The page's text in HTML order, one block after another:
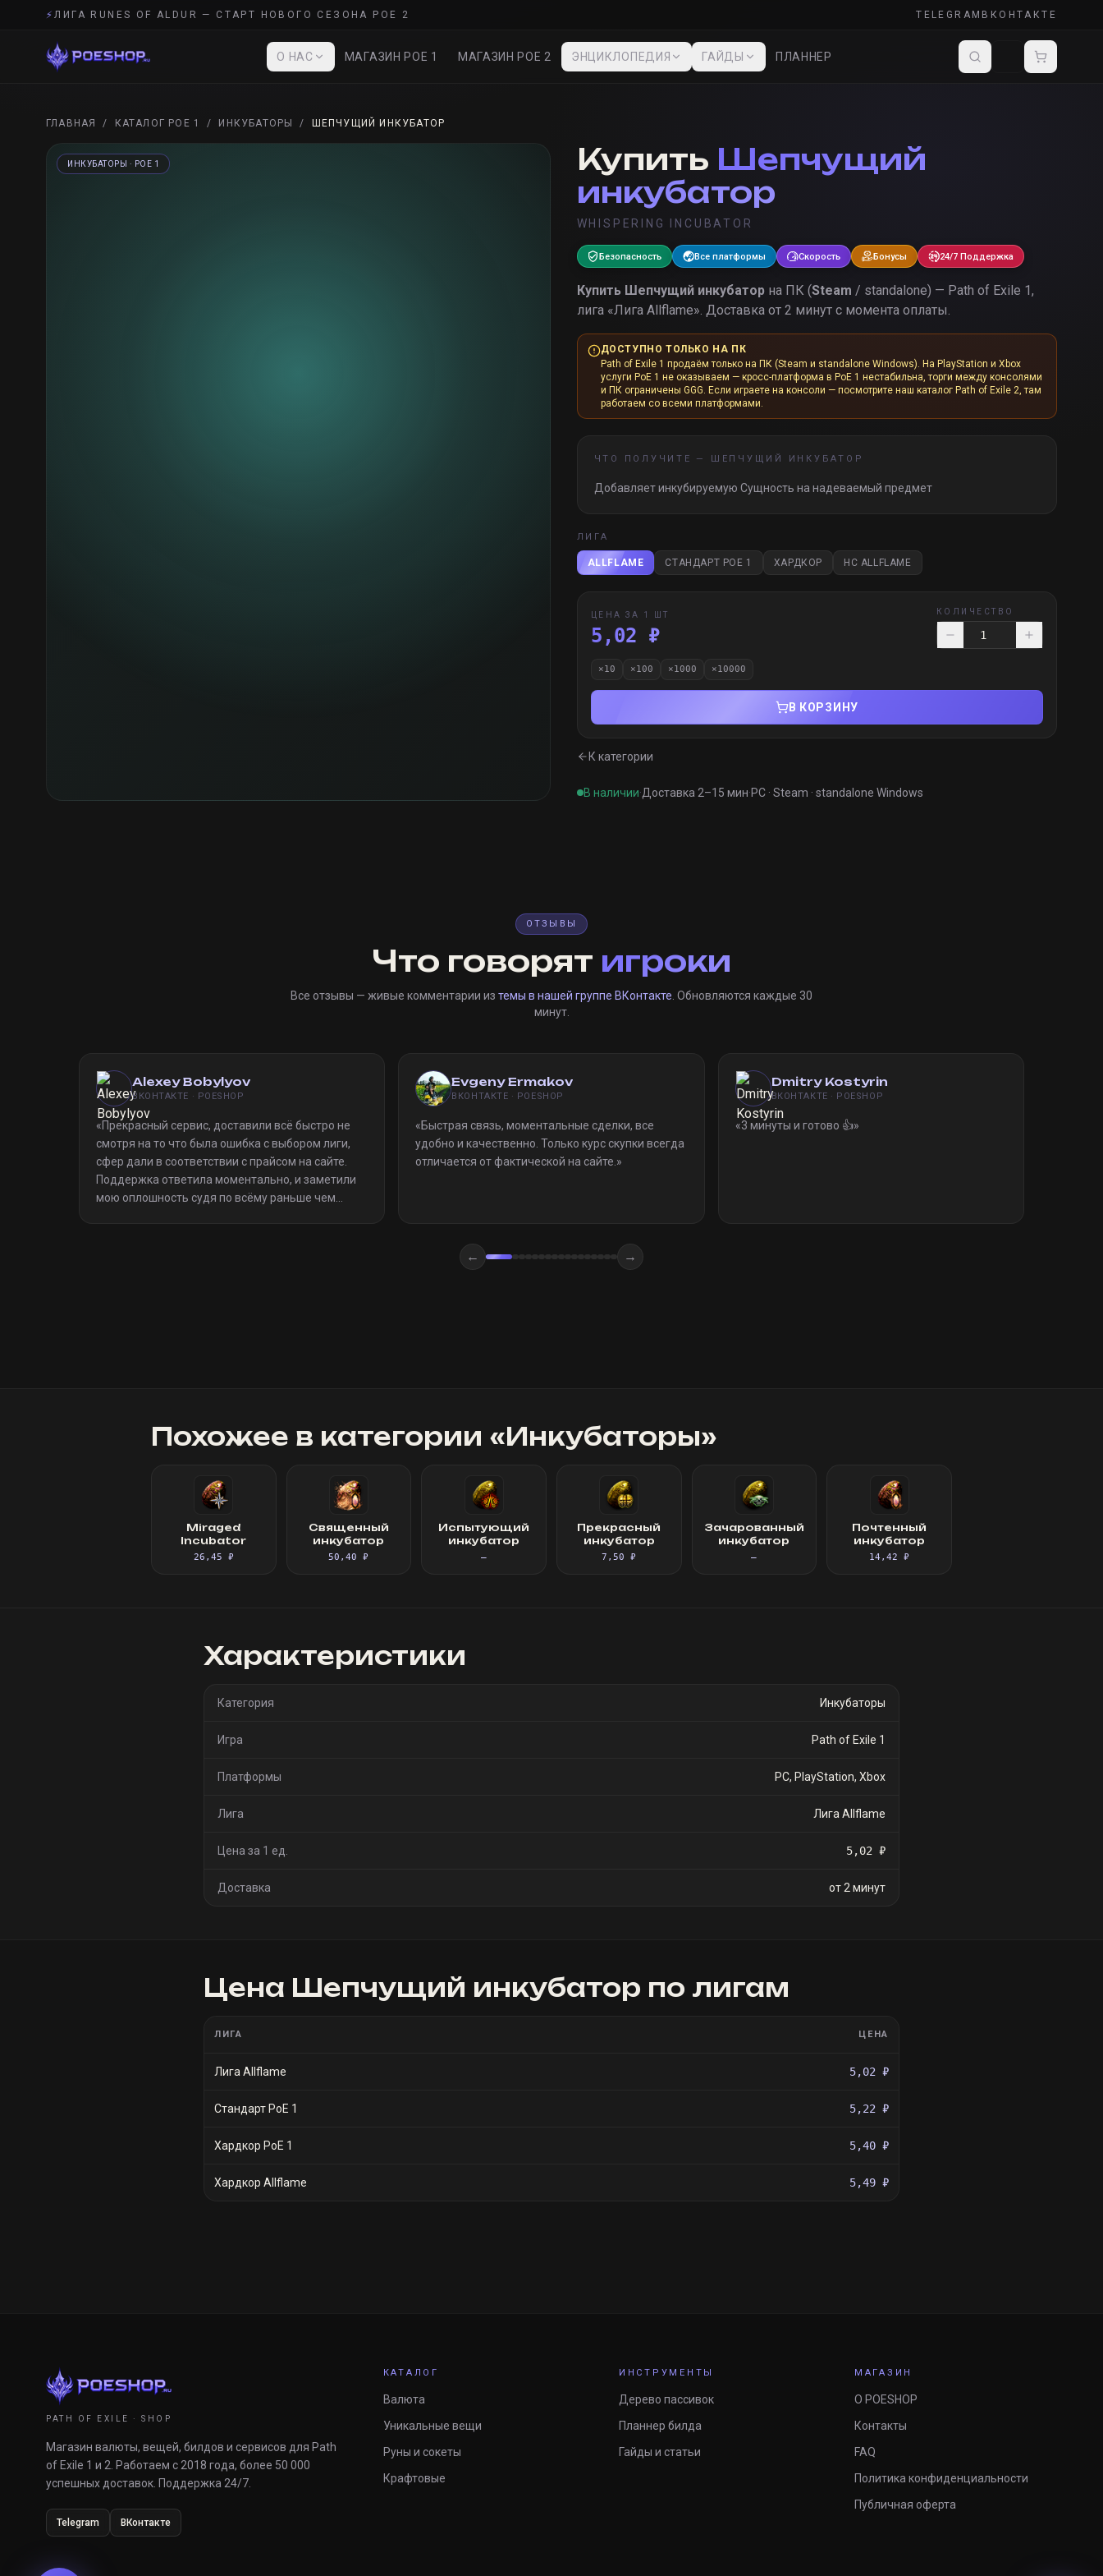
⚡ЛИГА RUNES OF ALDUR — СТАРТ НОВОГО СЕЗОНА POE 2 TELEGRAM ВКОНТАКТЕ
О НАС МАГАЗИН POE 1 МАГАЗИН POE 2 ЭНЦИКЛОПЕДИЯ ГАЙДЫ ПЛАННЕР
ГЛАВНАЯ / КАТАЛОГ POE 1 / ИНКУБАТОРЫ / ШЕПЧУЩИЙ ИНКУБАТОР
ИНКУБАТОРЫ · POE 1 Купить Шепчущий
инкубатор
WHISPERING INCUBATOR
Безопасность Все платформы Скорость Бонусы 24/7 Поддержка
Купить Шепчущий инкубатор на ПК (Steam / standalone) — Path of Exile 1,
лига «Лига Allflame». Доставка от 2 минут с момента оплаты.
ДОСТУПНО ТОЛЬКО НА ПК
Path of Exile 1 продаём только на ПК (Steam и standalone Windows). На PlayStation и Xbox
услуги PoE 1 не оказываем — кросс-платформа в PoE 1 нестабильна, торги между консолями
и ПК ограничены GGG. Если играете на консоли — посмотрите наш каталог Path of Exile 2, там
работаем со всеми платформами.
ЧТО ПОЛУЧИТЕ — ШЕПЧУЩИЙ ИНКУБАТОР
Добавляет инкубируемую Сущность на надеваемый предмет
ЛИГА
ALLFLAME СТАНДАРТ POE 1 ХАРДКОР HC ALLFLAME
ЦЕНА ЗА 1 ШТ
5,02 ₽
КОЛИЧЕСТВО
×10 ×100 ×1000 ×10000
В КОРЗИНУ
К категории
В наличии·Доставка 2–15 мин·PC · Steam · standalone Windows
ОТЗЫВЫ
Что говорят игроки
Все отзывы — живые комментарии из темы в нашей группе ВКонтакте . Обновляются каждые 30
минут.
Alexey Bobylyov
ВКОНТАКТЕ · POESHOP
«Прекрасный сервис, доставили всё быстро не
смотря на то что была ошибка с выбором лиги,
сфер дали в соответствии с прайсом на сайте.
Поддержка ответила моментально, и заметили
мою оплошность судя по всёму раньше чем
Evgeny Ermakov
ВКОНТАКТЕ · POESHOP
«Быстрая связь, моментальные сделки, все
удобно и качественно. Только курс скупки всегда
отличается от фактической на сайте. »
Dmitry Kostyrin
ВКОНТАКТЕ · POESHOP
«3 минуты и готово 👍»
← →
Похожее в категории «Инкубаторы»
Miraged
Incubator
26,45 ₽
Священный
инкубатор
50,40 ₽
Испытующий
инкубатор
—
Прекрасный
инкубатор
7,50 ₽
Зачарованный
инкубатор
—
Почтенный
инкубатор
14,42 ₽
Характеристики
Категория Инкубаторы
Игра Path of Exile 1
Платформы PC, PlayStation, Xbox
Лига Лига Allflame
Цена за 1 ед. 5,02 ₽
Доставка от 2 минут
Цена Шепчущий инкубатор по лигам
ЛИГА ЦЕНА
Лига Allflame 5,02 ₽
Стандарт PoE 1 5,22 ₽
Хардкор PoE 1 5,40 ₽
Хардкор Allflame 5,49 ₽
PATH OF EXILE · SHOP
Магазин валюты, вещей, билдов и сервисов для Path
of Exile 1 и 2. Работаем с 2018 года, более 50 000
успешных доставок. Поддержка 24/7.
Telegram ВКонтакте
КАТАЛОГ
Валюта
Уникальные вещи
Руны и сокеты
Крафтовые
ИНСТРУМЕНТЫ
Дерево пассивок
Планнер билда
Гайды и статьи
МАГАЗИН
О POESHOP
Контакты
FAQ
Политика конфиденциальности
Публичная оферта